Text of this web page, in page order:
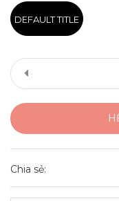
DEFAULT TITLE
Chia sẻ: